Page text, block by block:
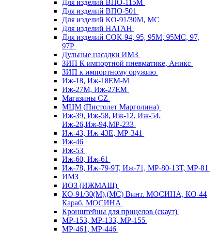
Для изделий ВПО-115М
Для изделий ВПО-501
Для изделий КО-91/30М, МС
Для изделий НАГАН
Для изделий СОК-94, 95, 95М, 95МС, 97,
97Р
Дульные насадки ИМЗ
ЗИП К импортной пневматике, Аникс
ЗИП к импортному оружию
Иж-18, Иж-18ЕМ-М
Иж-27М, Иж-27ЕМ
Магазины CZ
МЦМ (Пистолет Марголина)
Иж-39, Иж-58, Иж-12, Иж-54,
Иж-26,Иж-94,МР-233
Иж-43, Иж-43Е, МР-341
Иж-46
Иж-53
Иж-60, Иж-61
Иж-78, Иж-79-9Т, Иж-71, МР-80-13Т, МР-81
ИМЗ
ИОЗ (ИЖМАШ)
КО-91/30(М),(МС) Винт. МОСИНА, КО-44
Караб. МОСИНА
Кронштейны для прицелов (скаут)
МР-153, МР-133, МР-155
МР-461, МР-446